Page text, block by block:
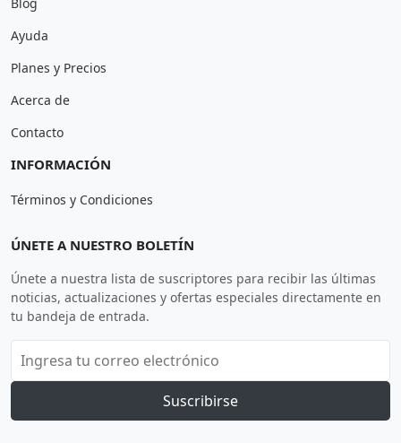
Ayuda
Planes y Precios
Acerca de
Contacto
INFORMACIÓN
Términos y Condiciones
ÚNETE A NUESTRO BOLETÍN
Únete a nuestra lista de suscriptores para recibir las últimas
noticias, actualizaciones y ofertas especiales directamente en
tu bandeja de entrada.
Suscribirse